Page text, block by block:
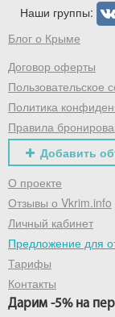
Наши группы:
Блог о Крыме
Договор оферты
Пользовательское
Политика
Правила
Добавить
О проекте
Отзывы о Vkrim.info
Личный кабинет
Предложение для
Тарифы
Контакты
Дарим -5% на